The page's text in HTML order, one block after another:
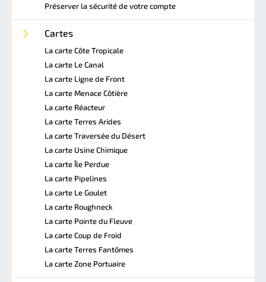
Préserver la sécurité de votre compte
Cartes
La carte Côte Tropicale
La carte Le Canal
La carte Ligne de Front
La carte Menace Côtière
La carte Réacteur
La carte Terres Arides
La carte Traversée du Désert
La carte Usine Chimique
La carte Île Perdue
La carte Pipelines
La carte Le Goulet
La carte Roughneck
La carte Pointe du Fleuve
La carte Coup de Froid
La carte Terres Fantômes
La carte Zone Portuaire